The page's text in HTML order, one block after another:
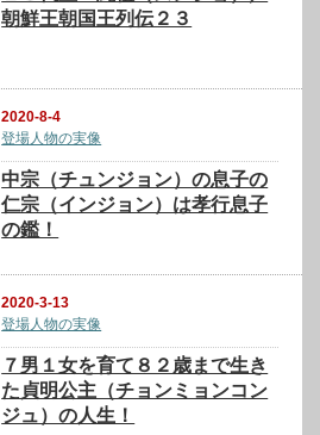
朝鮮王朝国王列伝２３
2020-8-4
登場人物の実像
中宗（チュンジョン）の息子の
仁宗（インジョン）は孝行息子
の鑑！
2020-3-13
登場人物の実像
７男１女を育て８２歳まで生き
た貞明公主（チョンミョンコン
ジュ）の人生！